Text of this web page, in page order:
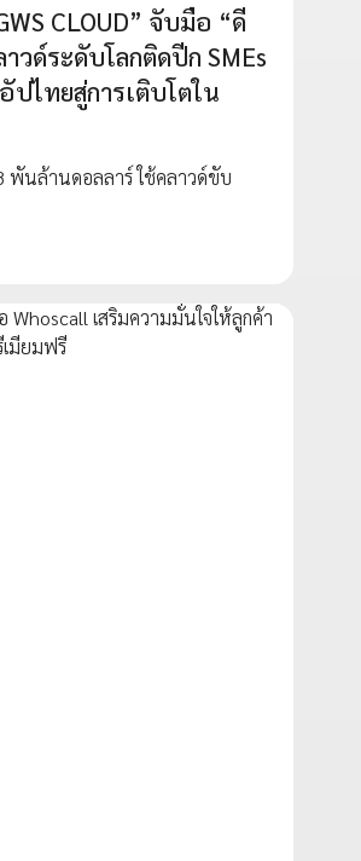
CLOUD” จับมือ “ดี
วด์ระดับโลกติดปีก SMEs
ปไทยสู่การเติบโตใน
พันล้านดอลลาร์ ใช้คลาวด์ขับ